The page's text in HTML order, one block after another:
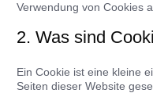
Verwendung von Cookies
2. Was sind
Ein Cookie ist eine kleine
Seiten dieser Website